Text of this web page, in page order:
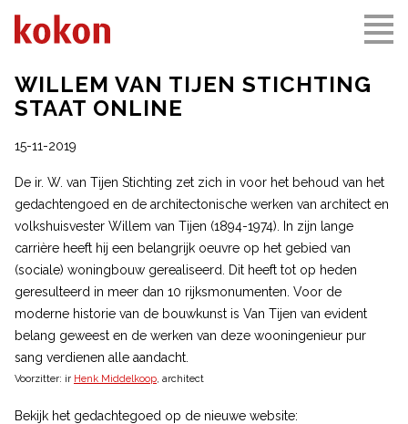
WILLEM VAN TIJEN STICHTING
STAAT ONLINE
15-11-2019
De ir. W. van Tijen Stichting zet zich in voor het behoud van het
gedachtengoed en de architectonische werken van architect en
volkshuisvester Willem van Tijen (1894-1974). In zijn lange
carrière heeft hij een belangrijk oeuvre op het gebied van
(sociale) woningbouw gerealiseerd. Dit heeft tot op heden
geresulteerd in meer dan 10 rijksmonumenten. Voor de
moderne historie van de bouwkunst is Van Tijen van evident
belang geweest en de werken van deze wooningenieur pur
sang verdienen alle aandacht.
Voorzitter: ir Henk Middelkoop, architect
Bekijk het gedachtegoed op de nieuwe website: